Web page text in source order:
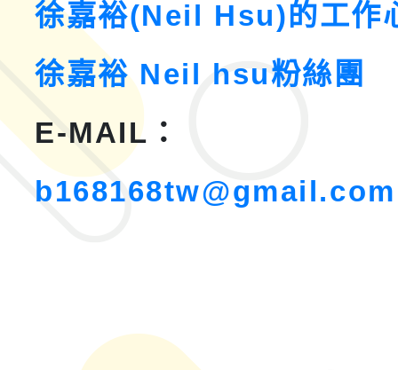
徐嘉裕(Neil Hsu)的工作
徐嘉裕 Neil hsu粉絲團
E-MAIL：
b168168tw@gmail.com